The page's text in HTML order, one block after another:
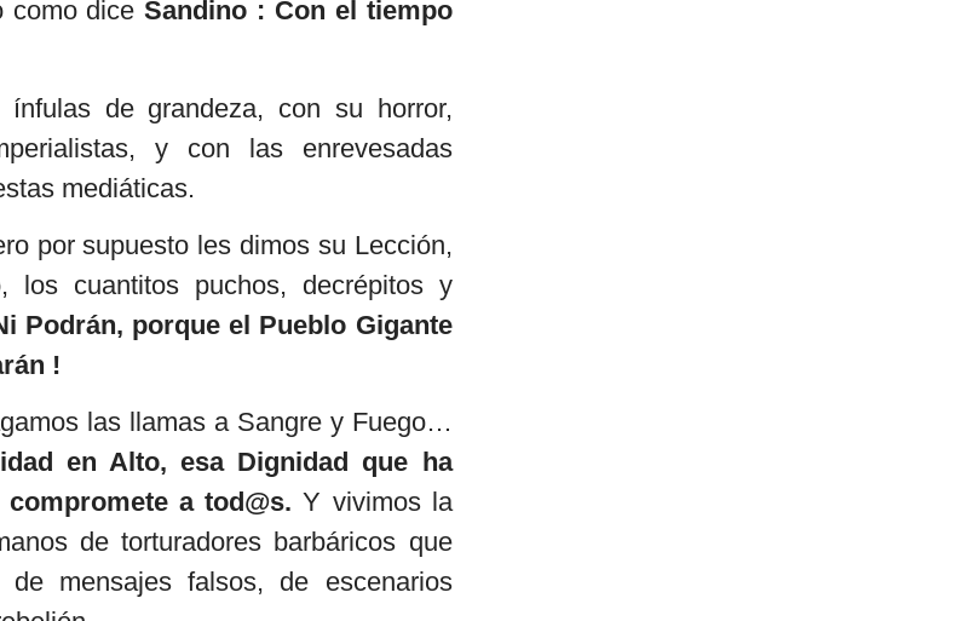
como diceSandino : Con el tiempo
de grandeza, con su horror,
y con las enrevesadas
mediáticas.
por supuesto les dimos su Lección,
cuantitos puchos, decrépitos y
Podrán, porque el Pueblo Gigante
!
las llamas a Sangre y Fuego…
en Alto, esa Dignidad que ha
a tod@s. Y vivimos la
de torturadores barbáricos que
mensajes falsos, de escenarios